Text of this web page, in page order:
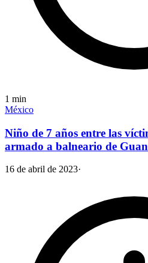
1 min
México
Niño de 7 años entre las
armado a balneario de
16 de abril de 2023·